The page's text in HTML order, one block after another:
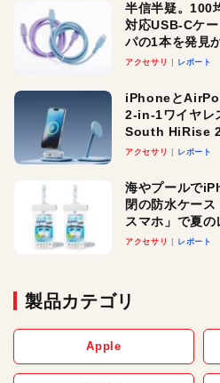
半信半疑。100
対応USB-Cケ
パの1本を発見
アクセサリ レポート
iPhoneと
2-in-1ワイヤレ
South HiRise
ースでおしゃれ
アクセサリ レポート
海やプールで
閉の防水ケー
スマホ」で夏の
アクセサリ レポート
製品カテゴリ
Apple